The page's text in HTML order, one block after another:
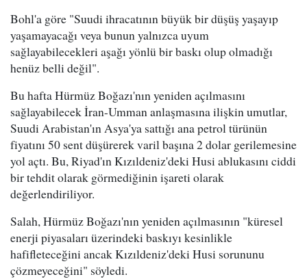
Bohl'a göre "Suudi ihracatının büyük bir düşüş yaşayıp
yaşamayacağı veya bunun yalnızca uyum
sağlayabilecekleri aşağı yönlü bir baskı olup olmadığı
henüz belli değil".
Bu hafta Hürmüz Boğazı'nın yeniden açılmasını
sağlayabilecek İran-Umman anlaşmasına ilişkin umutlar,
Suudi Arabistan'ın Asya'ya sattığı ana petrol türünün
fiyatını 50 sent düşürerek varil başına 2 dolar gerilemesine
yol açtı. Bu, Riyad'ın Kızıldeniz'deki Husi ablukasını ciddi
bir tehdit olarak görmediğinin işareti olarak
değerlendiriliyor.
Salah, Hürmüz Boğazı'nın yeniden açılmasının "küresel
enerji piyasaları üzerindeki baskıyı kesinlikle
hafifleteceğini ancak Kızıldeniz'deki Husi sorununu
çözmeyeceğini" söyledi.